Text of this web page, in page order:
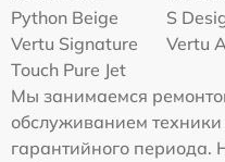
Python Beige
S
Vertu Signature
Touch Pure Jet
Vertu
Мы занимаемся
обслуживанием
гарантийного периода.